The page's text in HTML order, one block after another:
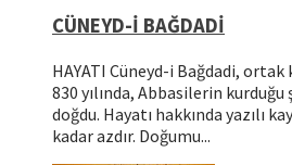
CÜNEYD-İ BAĞDADİ
HAYATI Cüneyd-i Bağdadi,
830 yılında, Abbasilerin
doğdu. Hayatı hakkında yazılı
kadar azdır. Doğumu...